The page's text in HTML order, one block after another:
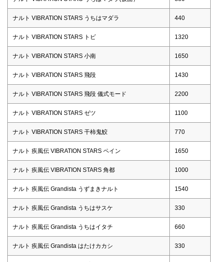
ナルト VIBRATION STARS うちはマダラ 440
ナルト VIBRATION STARS トビ 1320
ナルト VIBRATION STARS 小南 1650
ナルト VIBRATION STARS 飛段 1430
ナルト VIBRATION STARS 飛段 儀式モード 2200
ナルト VIBRATION STARS ゼツ 1100
ナルト VIBRATION STARS 干柿鬼鮫 770
ナルト 疾風伝 VIBRATION STARS ペイン 1650
ナルト 疾風伝 VIBRATION STARS 角都 1000
ナルト 疾風伝 Grandista うずまきナルト 1540
ナルト 疾風伝 Grandista うちはサスケ 330
ナルト 疾風伝 Grandista うちはイタチ 660
ナルト 疾風伝 Grandista はたけカカシ 330